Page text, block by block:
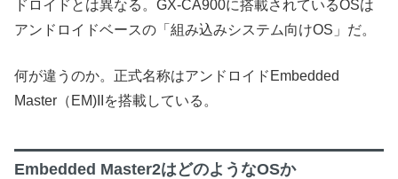
ドロイドとは異なる。GX-CA900に搭載されているOSは
アンドロイドベースの「組み込みシステム向けOS」だ。
何が違うのか。正式名称はアンドロイドEmbedded
Master（EM)IIを搭載している。
Embedded Master2はどのようなOSか